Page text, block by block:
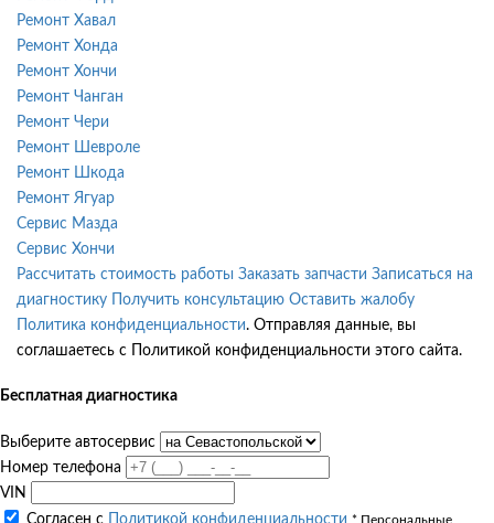
Ремонт Хавал
Ремонт Хонда
Ремонт Хончи
Ремонт Чанган
Ремонт Чери
Ремонт Шевроле
Ремонт Шкода
Ремонт Ягуар
Сервис Мазда
Сервис Хончи
Рассчитать стоимость работы Заказать запчасти Записаться на
диагностику
Получить консультацию Оставить жалобу
Политика конфиденциальности. Отправляя данные, вы
соглашаетесь с Политикой конфиденциальности этого сайта.
Бесплатная диагностика
Выберите автосервис
Номер телефона
VIN
Согласен с
Политикой конфиденциальности * Персональные